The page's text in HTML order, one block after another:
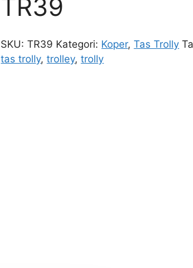
TR39
SKU:TR39 Kategori: Koper,Tas Trolly
tas trolly,trolley,trolly